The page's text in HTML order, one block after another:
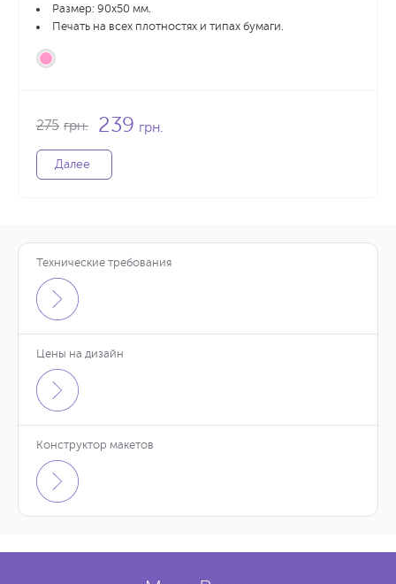
Размер: 90x50 мм.
Печать на всех плотностях и типах бумаги.
275 грн. 239 грн.
Далее
Технические требования
Цены на дизайн
Конструктор макетов